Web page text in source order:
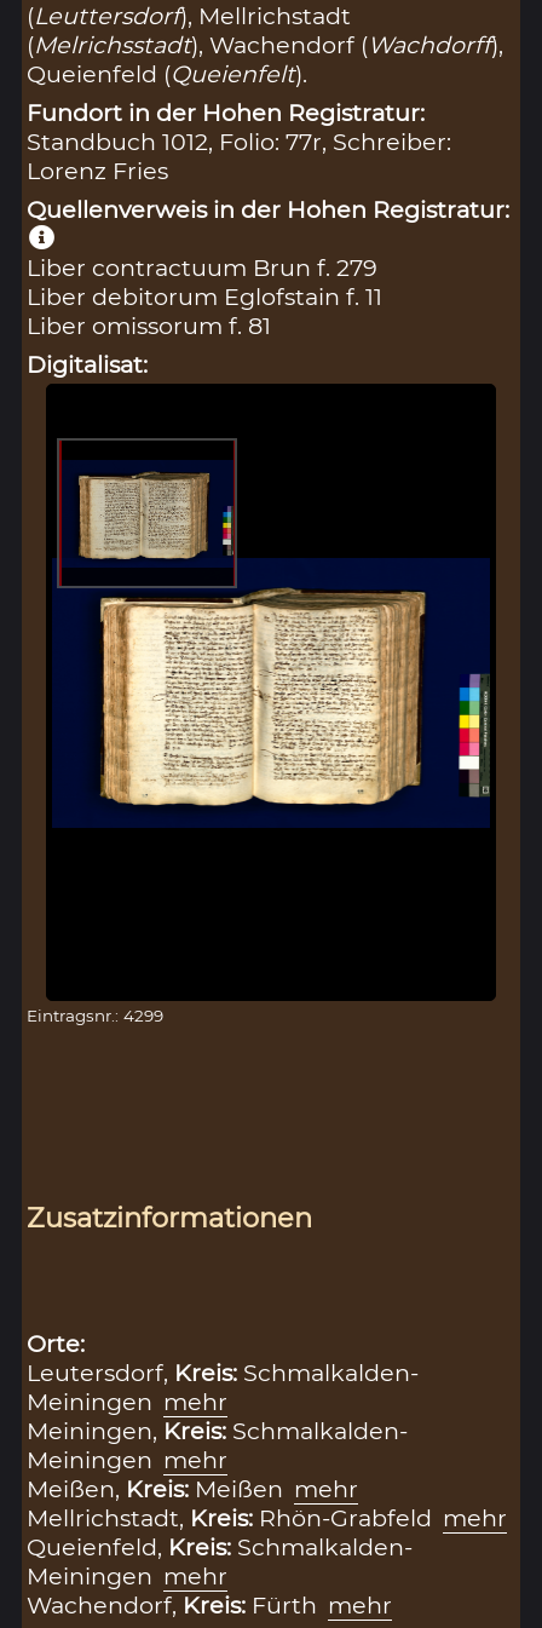
(Leuttersdorf), Mellrichstadt
(Melrichsstadt), Wachendorf (Wachdorff),
Queienfeld (Queienfelt).
Fundort in der Hohen Registratur:
Standbuch 1012, Folio: 77r, Schreiber:
Lorenz Fries
Quellenverweis in der Hohen Registratur:
Liber contractuum Brun f. 279
Liber debitorum Eglofstain f. 11
Liber omissorum f. 81
Digitalisat:
Eintragsnr.: 4299
Zusatzinformationen
Orte:
Leutersdorf, Kreis: Schmalkalden-
Meiningen mehr
Meiningen, Kreis: Schmalkalden-
Meiningen mehr
Meißen, Kreis: Meißen mehr
Mellrichstadt, Kreis: Rhön-Grabfeld mehr
Queienfeld, Kreis: Schmalkalden-
Meiningen mehr
Wachendorf, Kreis: Fürth mehr